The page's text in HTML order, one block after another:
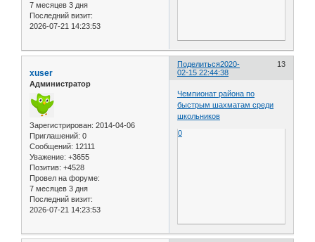
7 месяцев 3 дня
Последний визит:
2026-07-21 14:23:53
Поделиться 13
2020-
02-15 22:44:38
xuser
Администратор
Зарегистрирован: 2014-04-06
Приглашений: 0
Сообщений: 12111
Уважение: +3655
Позитив: +4528
Провел на форуме:
7 месяцев 3 дня
Последний визит:
2026-07-21 14:23:53
Чемпионат района по
быстрым шахматам среди
школьников
0